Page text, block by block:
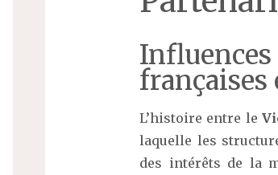
Influences
L’histoire entre le
laquelle les
des intérêts de la